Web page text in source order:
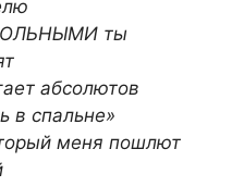
ты
абсолютов
в спальне»
меня пошлют